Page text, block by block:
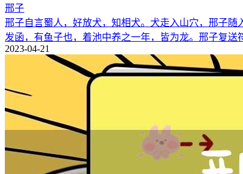
邢子
邢子自言蜀人，好放犬，知相犬。犬走入山穴，邢子
发函，有鱼子也，着池中养之一年，皆为龙。邢子复送
2023-04-21